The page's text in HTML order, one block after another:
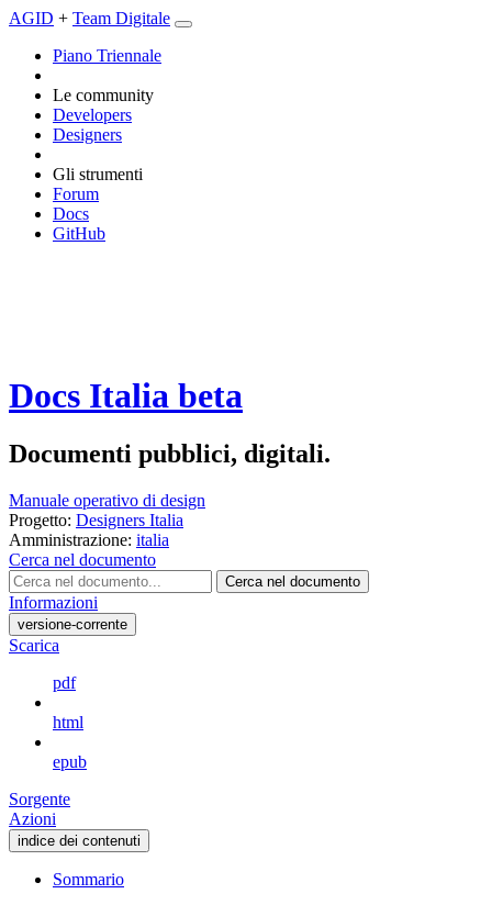
AGID + Team Digitale
Piano Triennale
Le community
Developers
Designers
Gli strumenti
Forum
Docs
GitHub
Docs Italia beta
Documenti pubblici, digitali.
Manuale operativo di design
Progetto: Designers Italia
Amministrazione: italia
Cerca nel documento
Cerca nel documento
Informazioni
versione-corrente
Scarica
pdf
html
epub
Sorgente
Azioni
indice dei contenuti
Sommario